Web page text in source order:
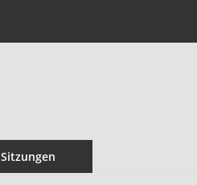
Sitzungen